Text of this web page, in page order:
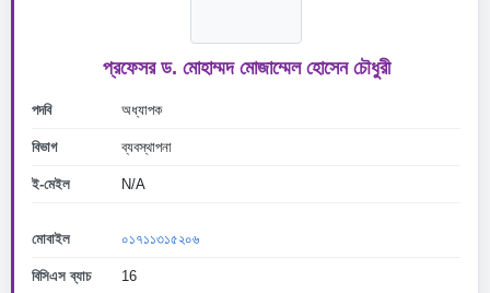
প্রফেসর ড. মোহাম্মদ মোজাম্মেল হোসেন চৌধুরী
পদবি অধ্যাপক
বিভাগ ব্যবস্থাপনা
ই-মেইল N/A
মোবাইল ০১৭১১৩১৫২০৬
বিসিএস ব্যাচ 16